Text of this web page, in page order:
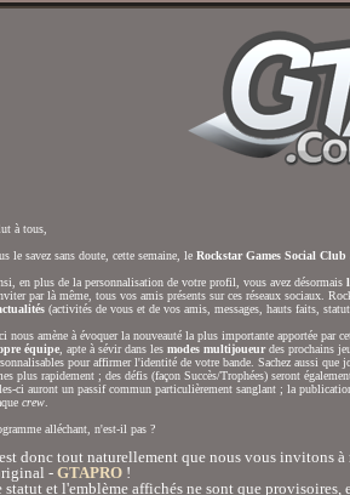
à tous,
le savez sans doute, cette semaine, le Rockstar Games Social Club
en plus de la personnalisation de votre profil, vous avez désormais
par là même, tous vos amis présents sur ces réseaux sociaux.
(activités de vous et de vos amis, messages, hauts faits,
nous amène à évoquer la nouveauté la plus importante apportée par
équipe, apte à sévir dans les modes multijoueurdes prochains
pour affirmer l'identité de votre bande. Sachez aussi que
plus rapidement ; des défis (façon Succès/Trophées) seront
ci auront un passif commun particulièrement sanglant ; la
crew.
alléchant, n'est-il pas ?
donc tout naturellement que nous vous invitons
- GTAPRO!
statut et l'emblème affichés ne sont que provisoires,